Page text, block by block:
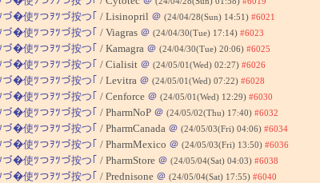
づ�使ﾂつｦﾂづ按つ｢ / Lisinopril ＠ (24/04/28(Sun) 14:51) #6021
づ�使ﾂつｦﾂづ按つ｢ / Viagras ＠ (24/04/30(Tue) 17:14) #6023
づ�使ﾂつｦﾂづ按つ｢ / Kamagra ＠ (24/04/30(Tue) 20:06) #6025
づ�使ﾂつｦﾂづ按つ｢ / Cialisit ＠ (24/05/01(Wed) 02:27) #6026
づ�使ﾂつｦﾂづ按つ｢ / Levitra ＠ (24/05/01(Wed) 07:22) #6028
づ�使ﾂつｦﾂづ按つ｢ / Cenforce ＠ (24/05/01(Wed) 12:29) #6030
づ�使ﾂつｦﾂづ按つ｢ / PharmNoP ＠ (24/05/02(Thu) 17:40) #6032
づ�使ﾂつｦﾂづ按つ｢ / PharmCanada ＠ (24/05/03(Fri) 04:06) #6034
づ�使ﾂつｦﾂづ按つ｢ / PharmMexico ＠ (24/05/03(Fri) 13:50) #6036
づ�使ﾂつｦﾂづ按つ｢ / PharmStore ＠ (24/05/04(Sat) 04:03) #6038
づ�使ﾂつｦﾂづ按つ｢ / Prednisone ＠ (24/05/04(Sat) 17:55) #6040